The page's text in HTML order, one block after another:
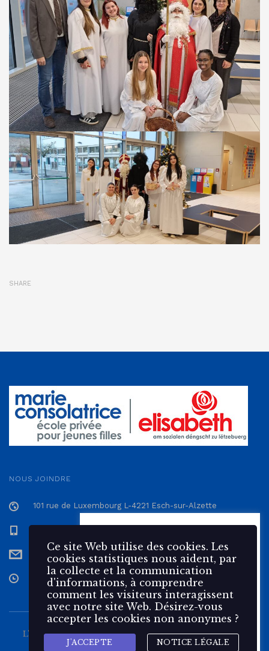
SHARE
NOUS JOINDRE
101 rue de Luxembourg L-4221 Esch-sur-Alzette
secretariat@epmc.lu
Du Lundi au Vendredi de 7h30 à 17h
L'École Privée Marie Consolatrice est une école pour
jeunes filles du
groupe 🌹 elisabeth
cookies. Les cookies statistiques
nous aident, par la collecte et la
communication d'informations,
à comprendre comment les
visiteurs interagissent avec
notre site Web.
Accepter Rejeter
Gestion des cookies
Ce site Web utilise des cookies. Les
cookies statistiques nous aident, par
la collecte et la communication
d'informations, à comprendre
comment les visiteurs interagissent
avec notre site Web. Désirez-vous
accepter les cookies non anonymes ?
J'ACCEPTE NOTICE LÉGALE